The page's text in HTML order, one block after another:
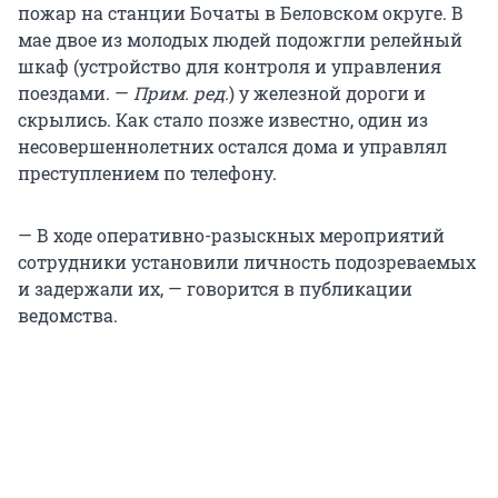
пожар на станции Бочаты в Беловском округе. В
мае двое из молодых людей подожгли релейный
шкаф (устройство для контроля и управления
поездами. — Прим. ред.) у железной дороги и
скрылись. Как стало позже известно, один из
несовершеннолетних остался дома и управлял
преступлением по телефону.
— В ходе оперативно-разыскных мероприятий
сотрудники установили личность подозреваемых
и задержали их, — говорится в публикации
ведомства.